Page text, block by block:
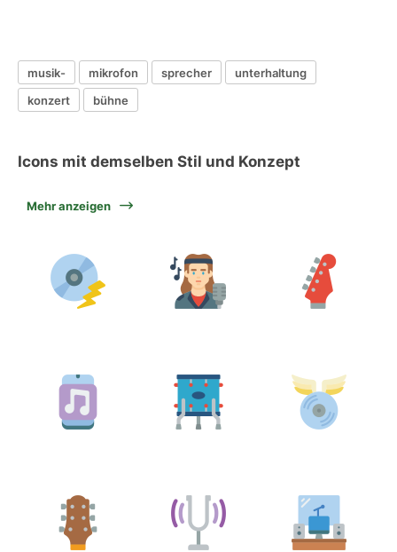
musik- mikrofon sprecher
unterhaltung
konzert
bühne
Icons mit demselben Stil und Konzept
Mehr anzeigen